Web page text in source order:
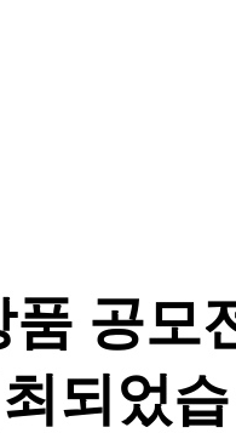
품 공모
되었